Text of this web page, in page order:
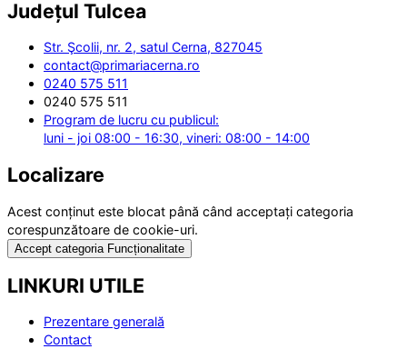
Județul Tulcea
Str. Şcolii, nr. 2, satul Cerna, 827045
contact@primariacerna.ro
0240 575 511
0240 575 511
Program de lucru cu publicul:
luni - joi 08:00 - 16:30, vineri: 08:00 - 14:00
Localizare
Acest conținut este blocat până când acceptați categoria
corespunzătoare de cookie-uri.
Accept categoria Funcționalitate
LINKURI UTILE
Prezentare generală
Contact